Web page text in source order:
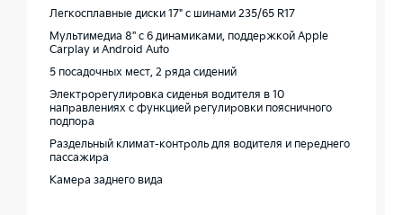
Легкосплавные диски 17" с шинами 235/65 R17
Мультимедиа 8'' с 6 динамиками, поддержкой Apple
Carplay и Android Auto
5 посадочных мест, 2 ряда сидений
Электрорегулировка сиденья водителя в 10
направлениях с функцией регулировки поясничного
подпора
Раздельный климат-контроль для водителя и переднего
пассажира
Камера заднего вида